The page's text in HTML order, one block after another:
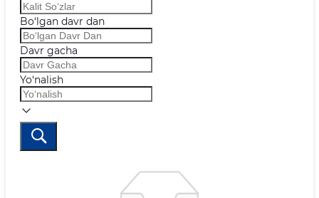
Bo‘lgan davr dan
Davr gacha
Yo‘nalish